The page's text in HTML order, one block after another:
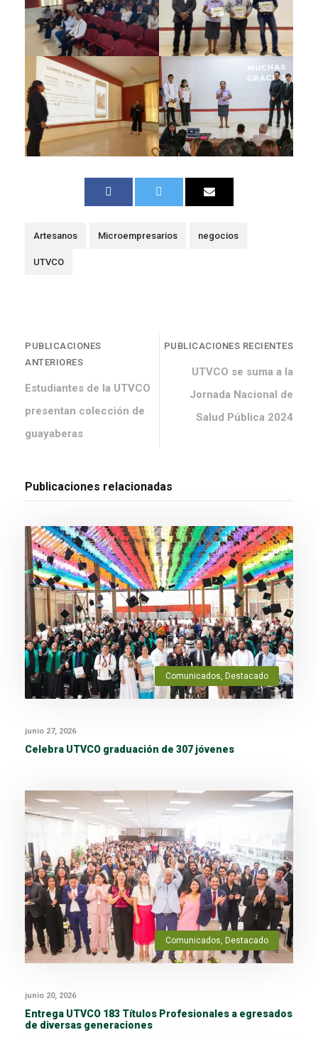
Artesanos Microempresarios negocios
UTVCO
PUBLICACIONES
ANTERIORES
Estudiantes de la UTVCO
presentan colección de
guayaberas
PUBLICACIONES RECIENTES
UTVCO se suma a la
Jornada Nacional de
Salud Pública 2024
Publicaciones relacionadas
Comunicados, Destacado
junio 27, 2026
Celebra UTVCO graduación de 307 jóvenes
Comunicados, Destacado
junio 20, 2026
Entrega UTVCO 183 Títulos Profesionales a egresados
de diversas generaciones